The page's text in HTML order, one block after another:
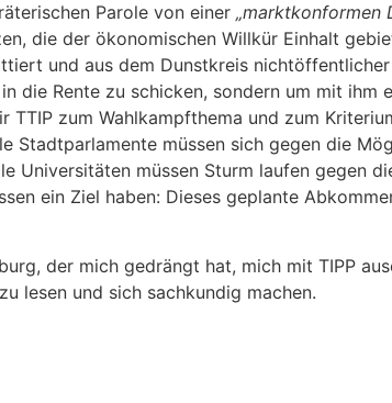
Parole von einer „marktkonformen
die der ökonomischen Willkür Einhalt
und aus dem Dunstkreis
die Rente zu schicken, sondern um mit
TTIP zum Wahlkampfthema und zum
Stadtparlamente müssen sich gegen die
Universitäten müssen Sturm laufen gegen
ein Ziel haben: Dieses geplante
der mich gedrängt hat, mich mit TIPP
lesen und sich sachkundig machen.